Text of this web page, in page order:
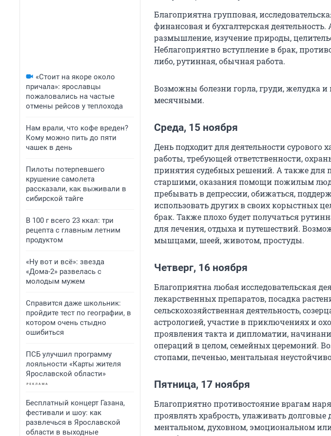
«Стоит на якоре около
причала»: ярославцы
пожаловались на частые
отмены рейсов у теплохода
Нам врали, что кофе вреден?
Кому можно пить до пяти
чашек в день
Пилоты потерпевшего
крушение самолета
рассказали, как выживали в
сибирской тайге
В 100 г всего 23 ккал: три
рецепта с главным летним
продуктом
«Ну вот и всё»: звезда
«Дома-2» развелась с
молодым мужем
Справится даже школьник:
пройдите тест по географии, в
котором очень стыдно
ошибиться
ПСБ улучшил программу
лояльности «Карты жителя
Ярославской области»
Бесплатный концерт Газана,
фестивали и шоу: как
развлечься в Ярославской
области в выходные
Благоприятна групповая,
финансовая и бухгалтерская
размышление, изучение природы,
Неблагоприятно вступление в брак,
либо, рутинная, обычная работа.
Возможны болезни горла, груди, желудка
месячными.
Среда, 15 ноября
День подходит для деятельности сурового
работы, требующей ответственности,
принятия судебных решений. А также для
старшими, оказания помощи пожилым
пребывать в депрессии, обижаться,
использовать других в своих корыстных
брак. Также плохо будет получаться
для лечения, отдыха и путешествий.
мышцами, шеей, животом, простуды.
Четверг, 16 ноября
Благоприятна любая исследовательская
лекарственных препаратов, посадка
сельскохозяйственная деятельность,
астрологией, участие в приключениях и
проявления такта и дипломатии,
операций в целом, семейных церемоний.
стопами, печенью, ментальная
Пятница, 17 ноября
Благоприятно противостояние врагам
проявлять храбрость, улаживать долговые
ментальном, духовном, эмоциональном